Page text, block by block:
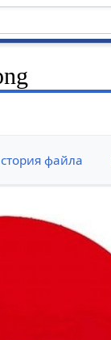
файла